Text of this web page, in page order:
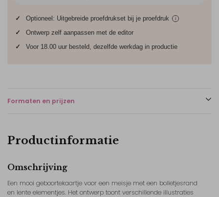
✓ Optioneel: Uitgebreide proefdrukset bij je proefdruk i
✓
Ontwerp zelf aanpassen met de editor
✓
Voor 18.00 uur besteld, dezelfde werkdag in productie
Formaten en prijzen
Productinformatie
Omschrijving
Een mooi geboortekaartje voor een meisje met een bolletjesrand
en lente elementjes. Het ontwerp toont verschillende illustraties